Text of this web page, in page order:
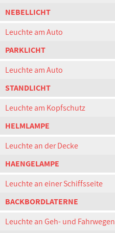
NEBELLICHT
Leuchte am Auto
PARKLICHT
Leuchte am Auto
STANDLICHT
Leuchte am Kopfschutz
HELMLAMPE
Leuchte an der Decke
HAENGELAMPE
Leuchte an einer Schiffsseite
BACKBORDLATERNE
Leuchte an Geh- und Fahrwegen